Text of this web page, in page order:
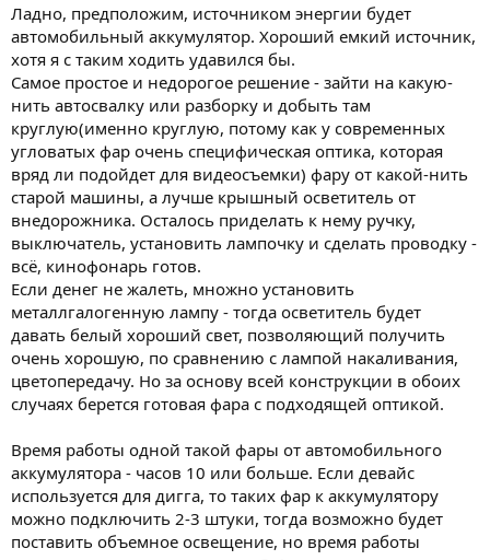
Ладно, предположим, источником энергии будет
автомобильный аккумулятор. Хороший емкий источник,
хотя я с таким ходить удавился бы.
Самое простое и недорогое решение - зайти на какую-
нить автосвалку или разборку и добыть там
круглую(именно круглую, потому как у современных
угловатых фар очень специфическая оптика, которая
вряд ли подойдет для видеосъемки) фару от какой-нить
старой машины, а лучше крышный осветитель от
внедорожника. Осталось приделать к нему ручку,
выключатель, установить лампочку и сделать проводку -
всё, кинофонарь готов.
Если денег не жалеть, множно установить
металлгалогенную лампу - тогда осветитель будет
давать белый хороший свет, позволяющий получить
очень хорошую, по сравнению с лампой накаливания,
цветопередачу. Но за основу всей конструкции в обоих
случаях берется готовая фара с подходящей оптикой.
Время работы одной такой фары от автомобильного
аккумулятора - часов 10 или больше. Если девайс
используется для дигга, то таких фар к аккумулятору
можно подключить 2-3 штуки, тогда возможно будет
поставить объемное освещение, но время работы